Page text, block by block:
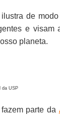
de
e visam
planeta.
da USP
parte da